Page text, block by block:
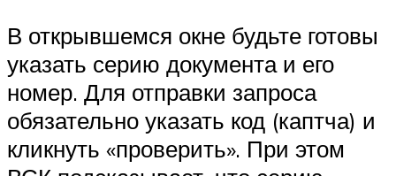
В открывшемся окне будьте готовы
указать серию документа и его
номер. Для отправки запроса
обязательно указать код (каптча) и
кликнуть «проверить». При этом